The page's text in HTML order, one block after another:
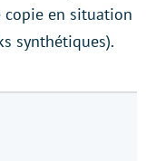
en situation
synthétiques).